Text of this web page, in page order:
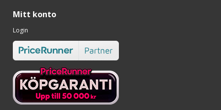
Mitt konto
Login